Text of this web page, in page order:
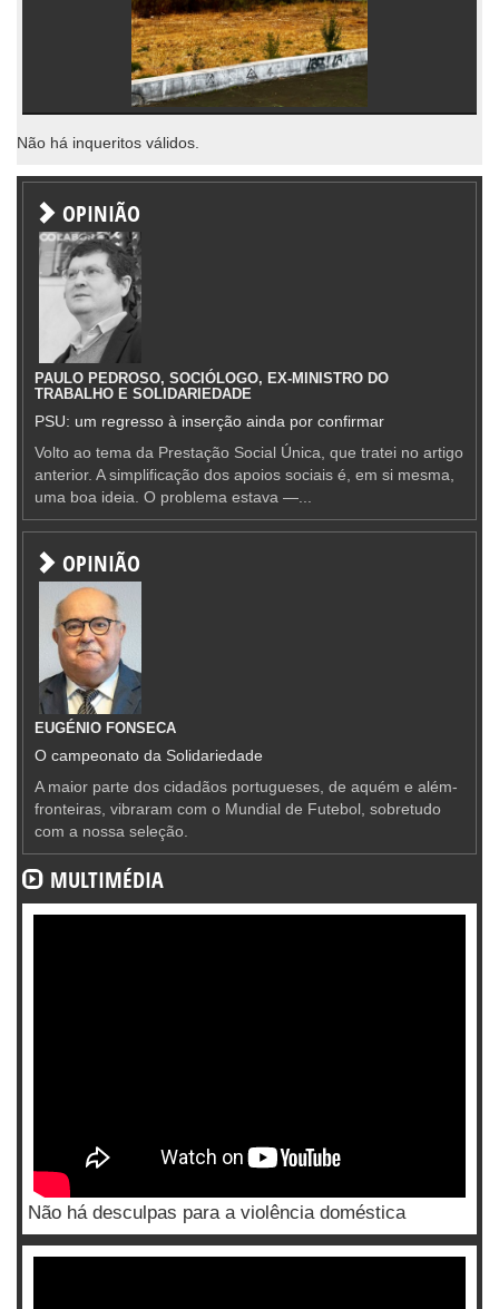
Não há inqueritos válidos.
OPINIÃO
PAULO PEDROSO, SOCIÓLOGO, EX-MINISTRO DO
TRABALHO E SOLIDARIEDADE
PSU: um regresso à inserção ainda por confirmar
Volto ao tema da Prestação Social Única, que tratei no artigo
anterior. A simplificação dos apoios sociais é, em si mesma,
uma boa ideia. O problema estava —...
OPINIÃO
EUGÉNIO FONSECA
O campeonato da Solidariedade
A maior parte dos cidadãos portugueses, de aquém e além-
fronteiras, vibraram com o Mundial de Futebol, sobretudo
com a nossa seleção.
MULTIMÉDIA
Não há desculpas para a violência doméstica